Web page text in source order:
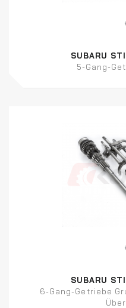
SUBARU
5-Gang-
SUBARU
6-Gang-Getriebe